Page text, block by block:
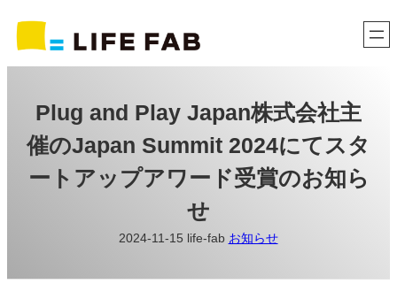
容
Plug and Play Japan株式会社主
催のJapan Summit 2024にてスタ
ートアップアワード受賞のお知ら
せ
2024-11-15 life-fab お知らせ